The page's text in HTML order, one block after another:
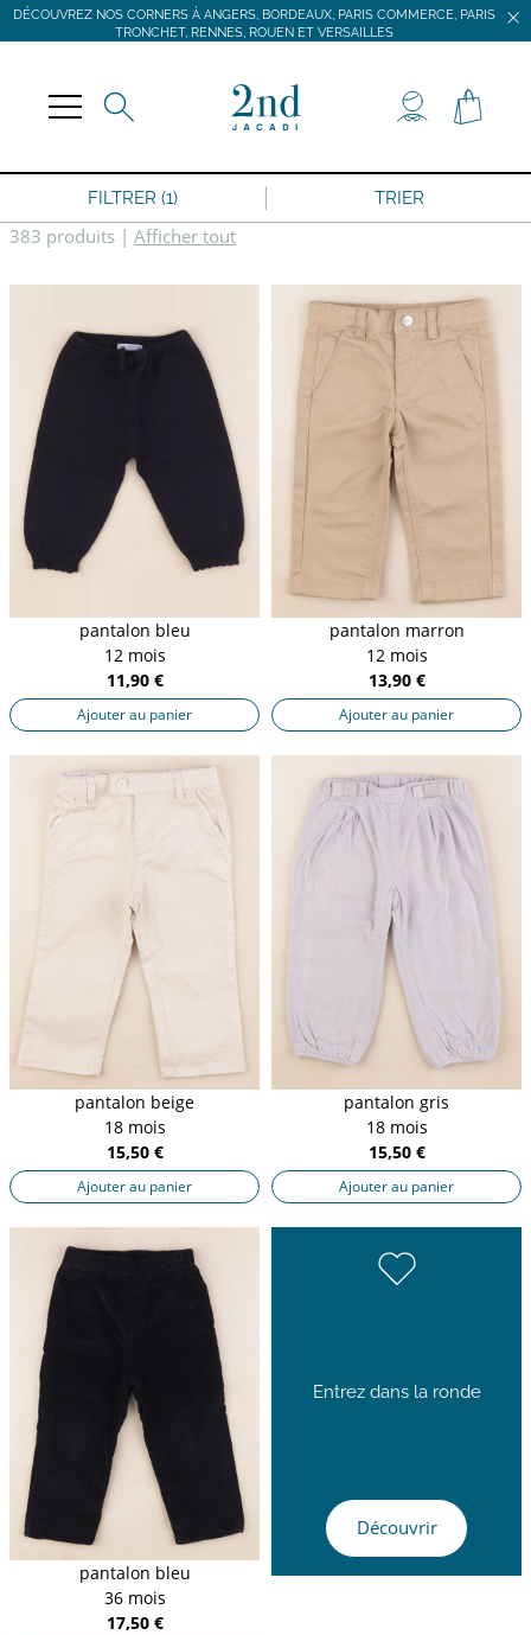
DÉCOUVREZ NOS CORNERS À ANGERS, BORDEAUX, PARIS COMMERCE, PARIS
TRONCHET, RENNES, ROUEN ET VERSAILLES
DÉCOUVREZ NOS CORNERS À ANGERS, BORDEAUX, PARIS COMMERCE, PARIS
TRONCHET, RENNES, ROUEN ET VERSAILLES
FILTRER (1) TRIER
383 produits | Afficher tout
pantalon bleu
12 mois
11,90 €
Ajouter au panier
pantalon marron
12 mois
13,90 €
Ajouter au panier
pantalon beige
18 mois
15,50 €
Ajouter au panier
pantalon gris
18 mois
15,50 €
Ajouter au panier
pantalon bleu
36 mois
17,50 €
Entrez dans la ronde
Découvrir